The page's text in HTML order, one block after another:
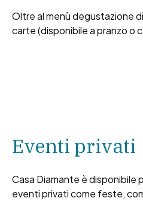
Oltre al menù degustazione
carte (disponibile a pranzo o
Eventi privati
Casa Diamante è disponibile
eventi privati come feste,